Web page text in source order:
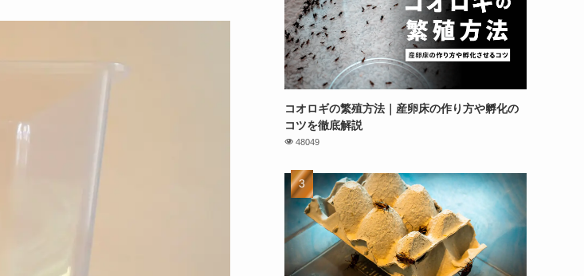
コオロギの繁殖方法｜産卵床の作り方や孵化の
コツを徹底解説
48049